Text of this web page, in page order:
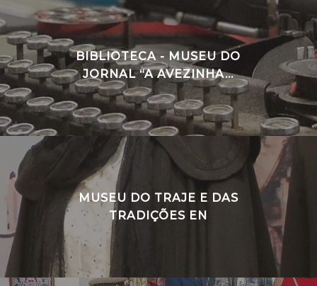
BIBLIOTECA - MUSEU DO
JORNAL “A AVEZINHA...
MUSEU DO TRAJE E DAS
TRADIÇÕES EN